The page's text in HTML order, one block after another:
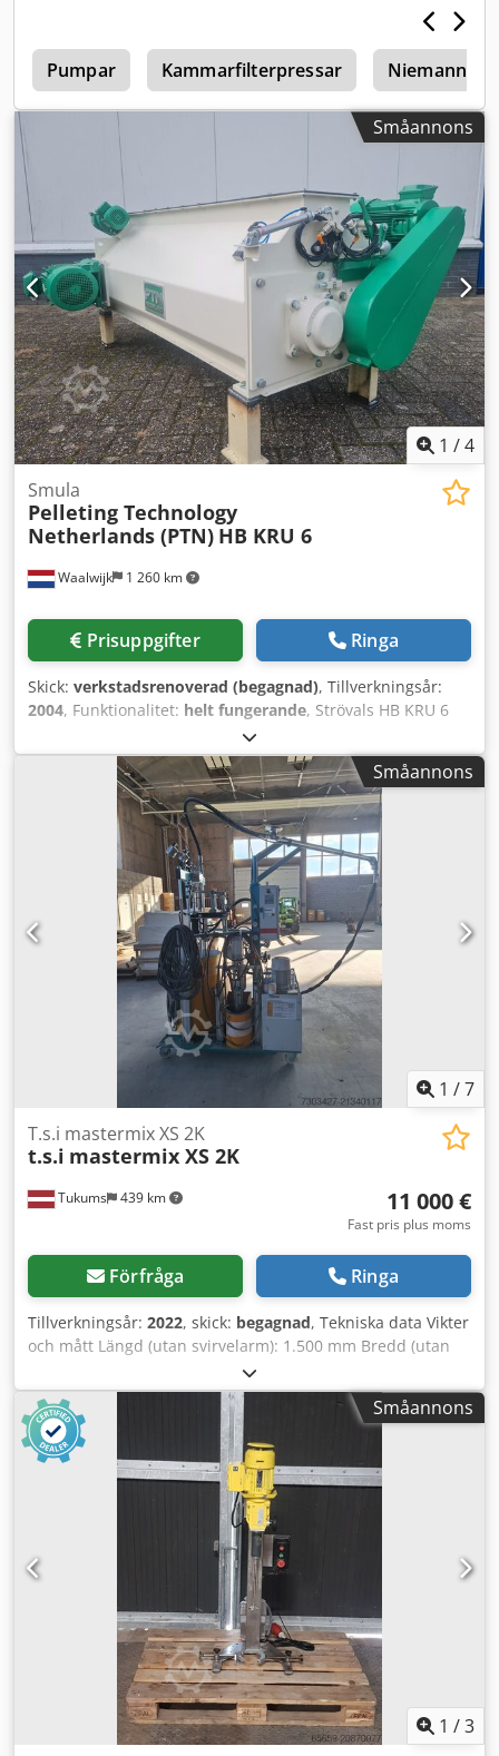
Pumpar Kammarfilterpressar Niemann
Småannons
1 /4
Waalwijk 1 260 km
Smula
Pelleting Technology
Netherlands (PTN) HB KRU 6
Prisuppgifter Ringa
Skick: verkstadsrenoverad (begagnad), Tillverkningsår:
2004, Funktionalitet: helt fungerande, Strövals HB KRU 6
Längd och diameter på strövals: 1740 x Ø 250 mm Motor:
7,5 och 11 kW Dkodpjra Dn Ssfx Aifjr Vikt: 2100 kg
Småannons
1 /7
Tukums 439 km
T.s.i mastermix XS 2K
t.s.i mastermix XS 2K
11 000 €
Fast pris plus moms
Förfråga Ringa
Tillverkningsår: 2022, skick: begagnad, Tekniska data Vikter
och mått Längd (utan svirvelarm): 1.500 mm Bredd (utan
svirvelarm): 1.000 mm Höjd (med svirvelarm): 2.500 mm
Vikt utan trummor: ca 750 kg Vikt med trummor: ca 1.080
kg Specifikationer/Effekt Elanslutning: 3-fas 400V / 50 Hz /
16 A Dsdpfx Asyni Tzeifekr Effektförbrukning: 3.500 W
Lufttryck (max): 6 bar (torr luft) Hydrauliskt tryck: < 150 bar
Materialtryck: < 345 bar Ljudnivå: < 72 dB (A)
Småannons
1 /3